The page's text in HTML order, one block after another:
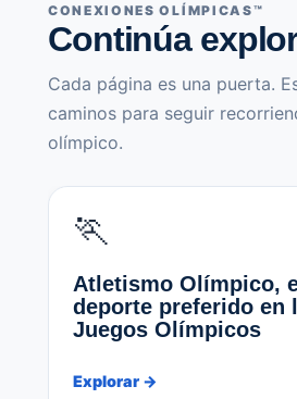
CONEXIONES OLÍMPICAS™
Continúa
Cada página es una puerta.
caminos para seguir
olímpico.
🏃
Atletismo Olímpico,
deporte preferido en
Juegos Olímpicos
Explorar →